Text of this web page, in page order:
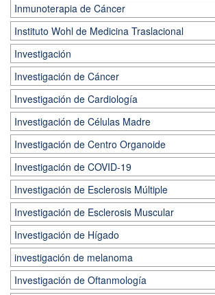
Inmunoterapia de Cáncer
Instituto Wohl de Medicina Traslacional
Investigación
Investigación de Cáncer
Investigación de Cardiología
Investigación de Células Madre
Investigación de Centro Organoide
Investigación de COVID-19
Investigación de Esclerosis Múltiple
Investigación de Esclerosis Muscular
Investigación de Hígado
investigación de melanoma
Investigación de Oftanmología